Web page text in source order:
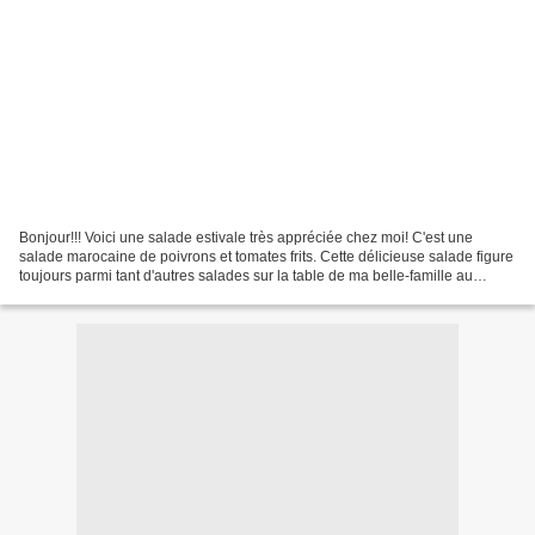
Bonjour!!! Voici une salade estivale très appréciée chez moi! C'est une
salade marocaine de poivrons et tomates frits. Cette délicieuse salade figure
toujours parmi tant d'autres salades sur la table de ma belle-famille au